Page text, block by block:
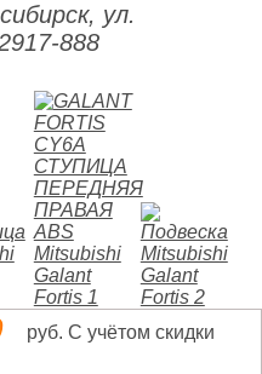
ул.
888
руб. С учётом скидки